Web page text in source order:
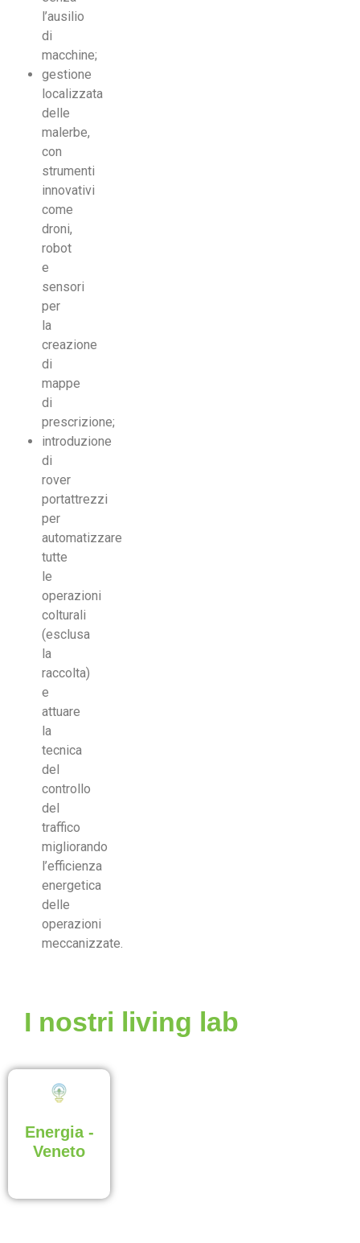
l’ausilio
di
macchine;
gestione
localizzata
delle
malerbe,
con
strumenti
innovativi
come
droni,
robot
e
sensori
per
la
creazione
di
mappe
di
prescrizione;
introduzione
di
rover
portattrezzi
per
automatizzare
tutte
le
operazioni
colturali
(esclusa
la
raccolta)
e
attuare
la
tecnica
del
controllo
del
traffico
migliorando
l’efficienza
energetica
delle
operazioni
meccanizzate.
I nostri living lab
Energia -
Veneto